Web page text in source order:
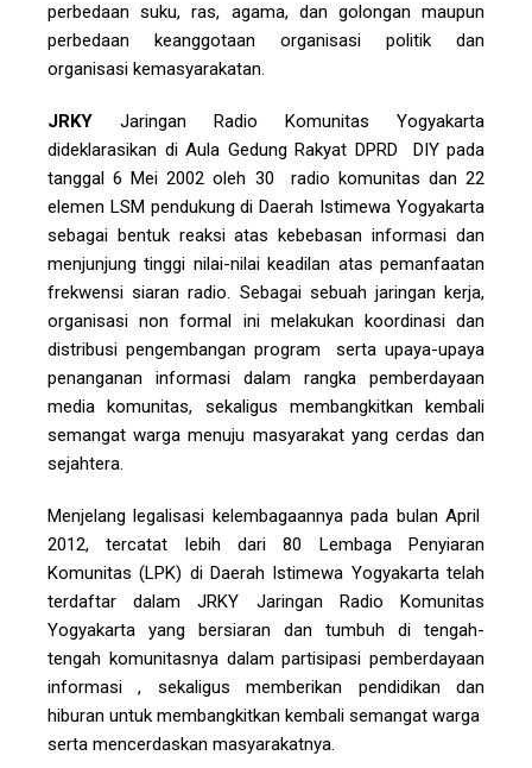
perbedaan suku, ras, agama, dan golongan maupun
perbedaan keanggotaan organisasi politik dan
organisasi kemasyarakatan.
JRKY Jaringan Radio Komunitas Yogyakarta
dideklarasikan di Aula Gedung Rakyat DPRD DIY pada
tanggal 6 Mei 2002 oleh 30 radio komunitas dan 22
elemen LSM pendukung di Daerah Istimewa Yogyakarta
sebagai bentuk reaksi atas kebebasan informasi dan
menjunjung tinggi nilai-nilai keadilan atas pemanfaatan
frekwensi siaran radio. Sebagai sebuah jaringan kerja,
organisasi non formal ini melakukan koordinasi dan
distribusi pengembangan program serta upaya-upaya
penanganan informasi dalam rangka pemberdayaan
media komunitas, sekaligus membangkitkan kembali
semangat warga menuju masyarakat yang cerdas dan
sejahtera.
Menjelang legalisasi kelembagaannya pada bulan April
2012, tercatat lebih dari 80 Lembaga Penyiaran
Komunitas (LPK) di Daerah Istimewa Yogyakarta telah
terdaftar dalam JRKY Jaringan Radio Komunitas
Yogyakarta yang bersiaran dan tumbuh di tengah-
tengah komunitasnya dalam partisipasi pemberdayaan
informasi , sekaligus memberikan pendidikan dan
hiburan untuk membangkitkan kembali semangat warga
serta mencerdaskan masyarakatnya.